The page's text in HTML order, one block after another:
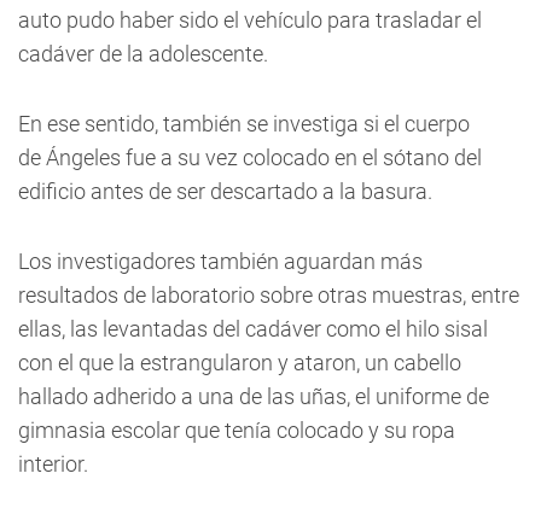
auto pudo haber sido el vehículo para trasladar el
cadáver de la adolescente.
En ese sentido, también se investiga si el cuerpo
de Ángeles fue a su vez colocado en el sótano del
edificio antes de ser descartado a la basura.
Los investigadores también aguardan más
resultados de laboratorio sobre otras muestras, entre
ellas, las levantadas del cadáver como el hilo sisal
con el que la estrangularon y ataron, un cabello
hallado adherido a una de las uñas, el uniforme de
gimnasia escolar que tenía colocado y su ropa
interior.